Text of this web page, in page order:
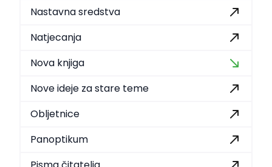
Nastavna sredstva
Natjecanja
Nova knjiga
Nove ideje za stare teme
Obljetnice
Panoptikum